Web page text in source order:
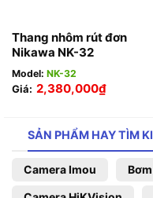
Thang nhôm rút đơn
Nikawa NK-32
Model: NK-32
Giá: 2,380,000₫
SẢN PHẨM HAY TÌM
Camera Imou